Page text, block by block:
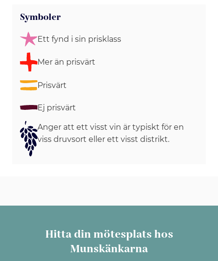
Symboler
Ett fynd i sin prisklass
Mer än prisvärt
Prisvärt
Ej prisvärt
Anger att ett visst vin är typiskt för en
viss druvsort eller ett visst distrikt.
Hitta din mötesplats hos
Munskänkarna